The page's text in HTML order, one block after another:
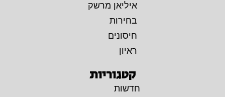
איליאן מרשק
בחירות
חיסונים
ראיון
קטגוריות
חדשות